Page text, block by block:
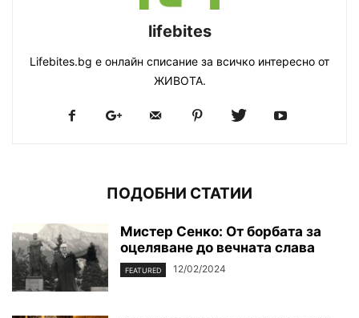
lifebites
Lifebites.bg е онлайн списание за всичко интересно от
ЖИВОТА.
ПОДОБНИ СТАТИИ
Мистер Сенко: От борбата за
оцеляване до вечната слава
FEATURED 12/02/2024